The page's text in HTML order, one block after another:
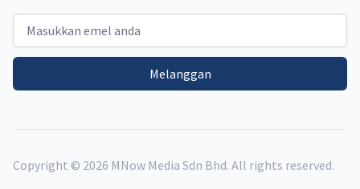
Email address
Melanggan
Copyright © 2026 MNow Media Sdn Bhd. All rights reserved.